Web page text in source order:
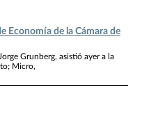
Economía de la Cámara de
Grunberg, asistió ayer a la
Micro,